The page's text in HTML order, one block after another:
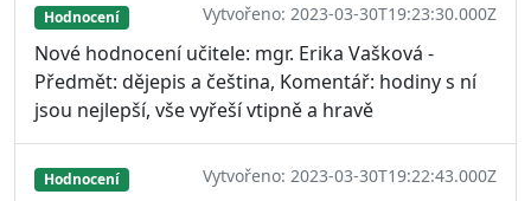
Hodnocení Vytvořeno: 2023-03-30T19:23:30.000Z
Nové hodnocení učitele: mgr. Erika Vašková -
Předmět: dějepis a čeština, Komentář: hodiny s ní
jsou nejlepší, vše vyřeší vtipně a hravě
Hodnocení Vytvořeno: 2023-03-30T19:22:43.000Z